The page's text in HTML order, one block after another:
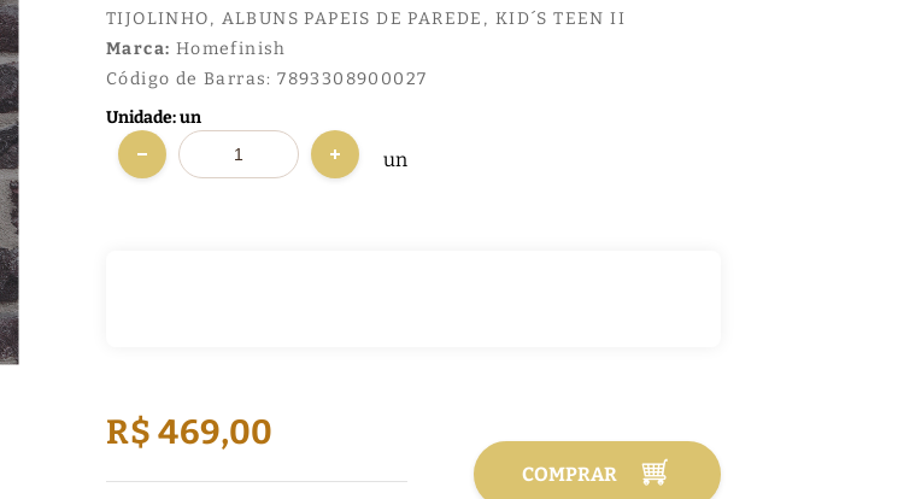
TIJOLINHO
ALBUNS PAPEIS DE PAREDE
KID´S TEEN II
Marca: Homefinish
Código de Barras:7893308900027
Unidade: un
un
R$ 469,00
COMPRAR